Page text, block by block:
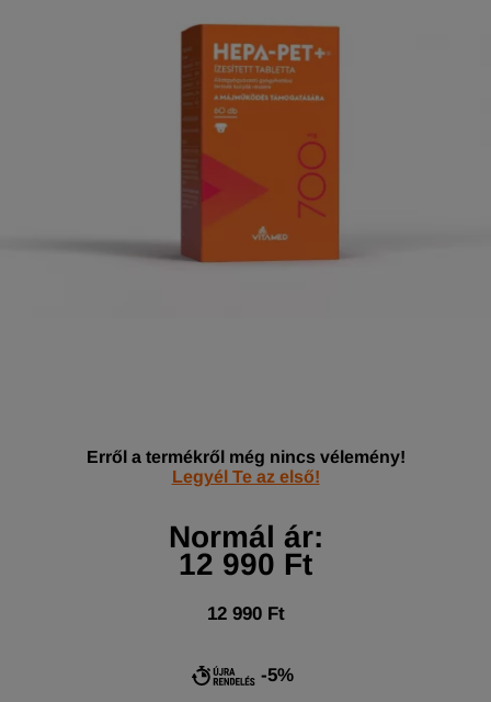
Erről a termékről még nincs vélemény!
Legyél Te az első!
Normál ár:
12 990 Ft
12 990 Ft
-5%